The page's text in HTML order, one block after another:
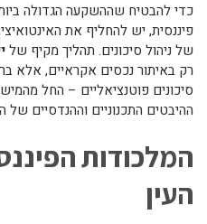
כדי להבטיח שההשקעה הגדולה
פיננסית, יש להחליף את
של ניהול סיכונים. תהליך מקיף של
רק באיתור נכסים אקראיים, אלא
סיכונים פוטנציאליים – החל
ההיבטים התכנוניים וההנדסיים של
המלכודות
העין